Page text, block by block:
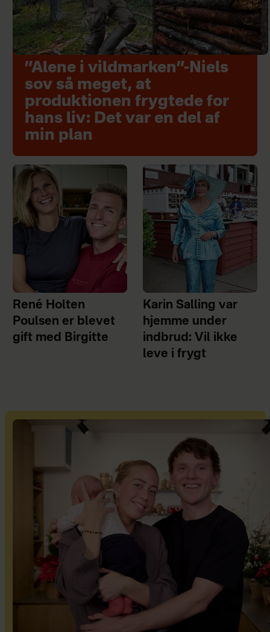
”Alene i vildmarken”-Niels
sov så meget, at
produktionen frygtede for
hans liv: Det var en del af
min plan
René Holten
Poulsen er blevet
gift med Birgitte
Karin Salling var
hjemme under
indbrud: Vil ikke
leve i frygt